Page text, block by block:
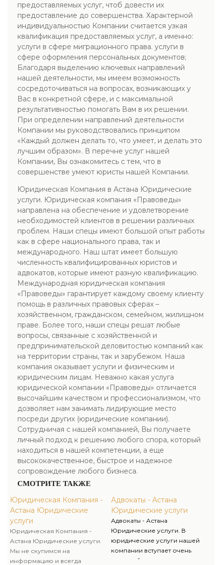
предоставляемых услуг, чтоб довести их
предоставление до совершенства. Характерной
индивидуальностью Компании считается узкая
квалификация предоставляемых услуг, а именно:
услуги в сфере миграционного права. услуги в
сфере оформления персональных документов;
Благодаря выделению ключевых направлений
нашей деятельности, мы имеем возможность
сосредоточиваться на вопросах, возникающих у
Вас в конкретной сфере, и с максимальной
результативностью помогать Вам в их решении.
При определении направлений деятельности
Компании мы руководствовались принципом
«Каждый должен делать то, что умеет, и делать это
лучшим образом». В перечне услуг нашей
Компании, Вы ознакомитесь с тем, что в
совершенстве умеют юристы нашей Компании.
Юридическая Компания в Астана Юридические
услуги. Юридическая компания «Правоведы»
направлена на обеспечение и удовлетворение
необходимостей клиентов в решении различных
проблем. Наши спецы имеют большой опыт работы
как в сфере национального права, так и
международного. Наш штат имеет большую
численность квалифицированных юристов и
адвокатов, которые имеют разную квалификацию.
Международная юридическая компания
«Правоведы» гарантирует каждому своему клиенту
помощь в различных правовых сферах –
хозяйственном, гражданском, семейном, жилищном
праве. Более того, наши спецы решат любые
вопросы, связанные с хозяйственной и
предпринимательской деловитостью компаний как
на территории страны, так и зарубежом. Наша
компания оказывает услуги и физическим и
юридическим лицам. Неважно какая услуга
юридической компании «Правоведы» отличается
высочайшим качеством и профессионализмом, что
дозволяет нам занимать лидирующие место
посреди других (юридические компании).
Сотрудничая с нашей компанией, Вы получаете
личный подход к решению любого спора, который
находиться в нашей компетенции, а еще
высококачественное, быстрое и надежное
сопровождение любого бизнеса.
СМОТРИТЕ ТАКЖЕ
Юридическая Компания -
Астана Юридические
услуги
Юридическая Компания -
Астана Юридические услуги.
Мы не скупимся на
информацию и всегда
Адвокаты - Астана
Юридические услуги
Адвокаты - Астана
Юридические услуги. В
юридические услуги нашей
компании вступает очень
широкий диапазон услуг, что